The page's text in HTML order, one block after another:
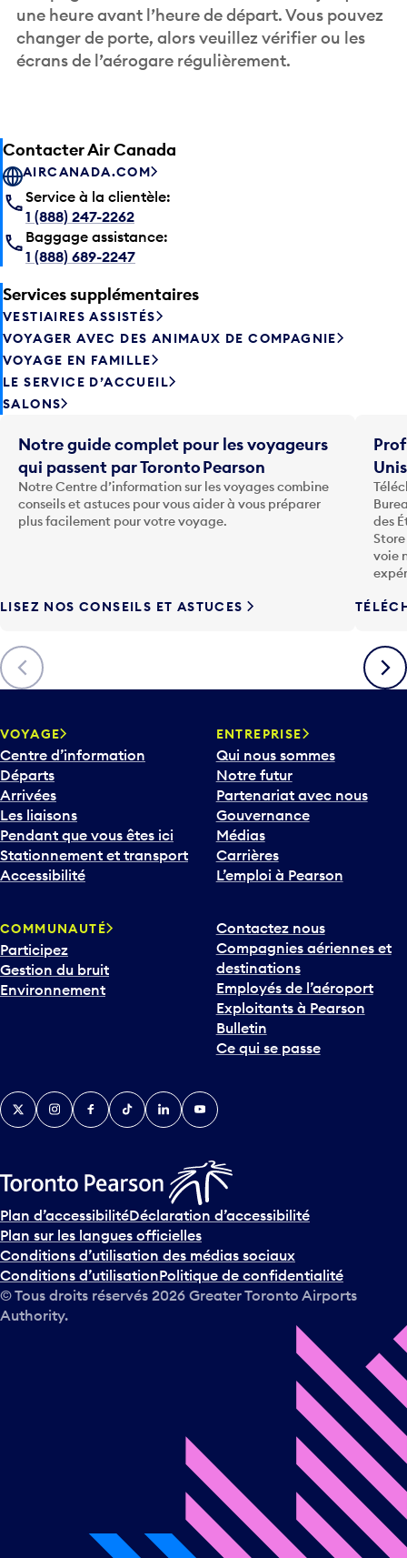
une heure avant l’heure de départ. Vous pouvez
changer de porte, alors veuillez vérifier ou les
écrans de l’aérogare régulièrement.
Contacter Air Canada
AIRCANADA.COM
Service à la clientèle:
1 (888) 247-2262
Baggage assistance:
1 (888) 689-2247
Services supplémentaires
VESTIAIRES ASSISTÉS
VOYAGER AVEC DES ANIMAUX DE COMPAGNIE
VOYAGE EN FAMILLE
LE SERVICE D’ACCUEIL
SALONS
Précédent
Notre guide complet pour les voyageurs
qui passent par Toronto Pearson
Notre Centre d’information sur les voyages combine
conseils et astuces pour vous aider à vous préparer
plus facilement pour votre voyage.
LISEZ NOS CONSEILS ET ASTUCES
des
voie
VOYAGE
Centre d’information
Départs
Arrivées
Les liaisons
Pendant que vous êtes ici
Stationnement et transport
Accessibilité
ENTREPRISE
Qui nous sommes
Notre futur
Partenariat avec nous
Gouvernance
Médias
Carrières
L’emploi à Pearson
COMMUNAUTÉ
Participez
Gestion du bruit
Environnement
Contactez nous
Compagnies aériennes et
destinations
Employés de l’aéroport
Exploitants à Pearson
Bulletin
Ce qui se passe
TwitterInstagramFacebook
TikTokLinkedInYouTube
Plan d’accessibilitéDéclaration d’accessibilité
Plan sur les langues officielles
Conditions d’utilisation des médias sociaux
Conditions d’utilisationPolitique de confidentialité
© Tous droits réservés 2026 Greater Toronto Airports
Authority.